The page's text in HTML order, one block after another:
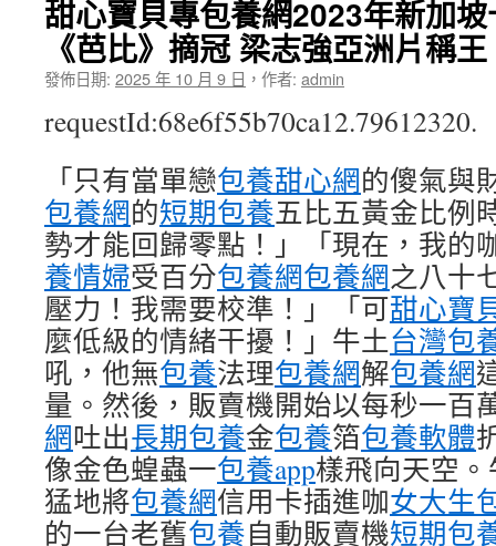
甜心寶貝專包養網2023年新加
《芭比》摘冠 梁志強亞洲片稱王
發佈日期: 2025 年 10 月 9 日 ， 作者: admin
requestId:68e6f55b70ca12.79612320.
「只有當單戀包養甜心網的傻氣與
包養網的短期包養五比五黃金比例
勢才能回歸零點！」「現在，我的
養情婦受百分包養網包養網之八十
壓力！我需要校準！」「可甜心寶
麼低級的情緒干擾！」牛土台灣包
吼，他無包養法理包養網解包養網
量。然後，販賣機開始以每秒一百
網吐出長期包養金包養箔包養軟體
像金色蝗蟲一包養app樣飛向天空
猛地將包養網信用卡插進咖女大生
的一台老舊包養自動販賣機短期包